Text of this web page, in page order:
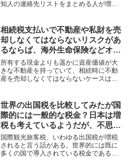
知人の連絡先リストをまとめる人が増え
の中身を見られたくなければ最低限必要
なリストは作成しておくべきだ。
相続税支払いで不動産や私財を売
却しなくてはならないリスクがあ
るならば、海外生命保険などオフ
ショア金融商品で対策すべし！
所有する現金よりも遥かに資産価値が大
きな不動産を持っていて、相続時に不動
産を売却しなくてはならないケースは多
相続対策としてしっかりと効果を発揮し
てくれる。
世界の出国税を比較してみたが国
際的には一般的な税金？日本は増
税も考えているようだが、不思議
な税目もある徴税大国！
国際観光旅客税、いわゆる出国税が増税
されると言う話がある。世界的には既に
多くの国で導入されている税金である